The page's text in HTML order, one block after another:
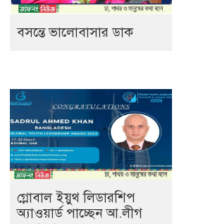
বসন্তে ভালোবাসার ডাক
গ্লোবাল ইয়ুথ লিডারশিপ
অ্যাওয়ার্ড পাচ্ছেন আ.লীগ